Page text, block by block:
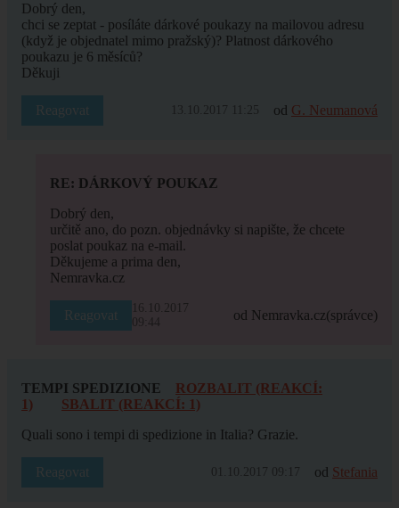
Dobrý den,
chci se zeptat - posíláte dárkové poukazy na mailovou adresu
(když je objednatel mimo pražský)? Platnost dárkového
poukazu je 6 měsíců?
Děkuji
Reagovat 13.10.2017 11:25 od G. Neumanová
RE: DÁRKOVÝ POUKAZ
Dobrý den,
určitě ano, do pozn. objednávky si napište, že chcete
poslat poukaz na e-mail.
Děkujeme a prima den,
Nemravka.cz
Reagovat
16.10.2017
09:44
od Nemravka.cz(správce)
TEMPI SPEDIZIONE
ROZBALIT (REAKCÍ:
1)
SBALIT (REAKCÍ: 1)
Quali sono i tempi di spedizione in Italia? Grazie.
Reagovat 01.10.2017 09:17 od Stefania